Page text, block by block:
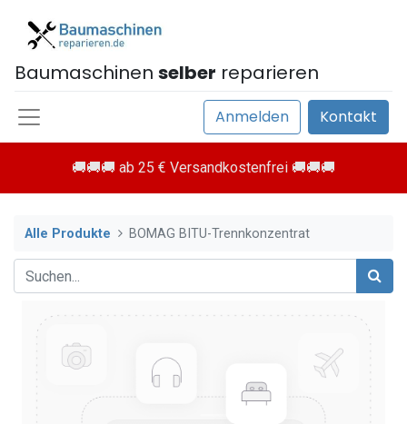
Baumaschinen selber reparieren
Anmelden Kontakt
🚚🚚🚚 ab 25 € Versandkostenfrei 🚚🚚🚚
Alle Produkte BOMAG BITU-Trennkonzentrat